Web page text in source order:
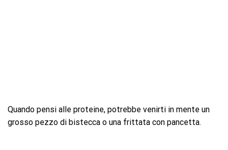
Quando pensi alle proteine, potrebbe venirti in mente un
grosso pezzo di bistecca o una frittata con pancetta.